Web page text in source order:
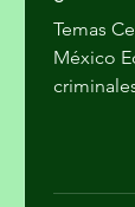
Temas
México Equiparando acusaciones